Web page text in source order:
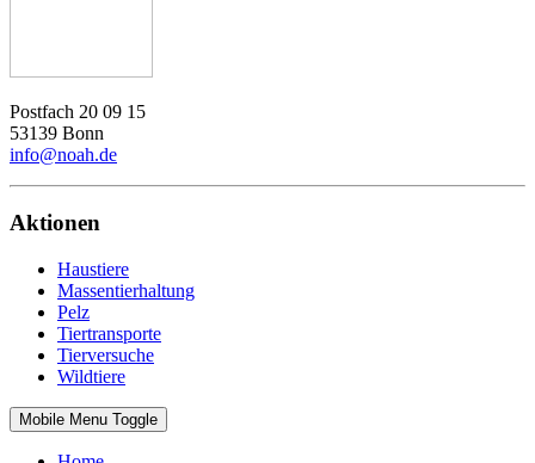
Postfach 20 09 15
53139 Bonn
info@noah.de
Aktionen
Haustiere
Massentierhaltung
Pelz
Tiertransporte
Tierversuche
Wildtiere
Mobile Menu Toggle